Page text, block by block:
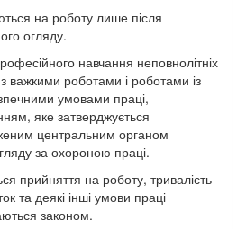
на роботу лише після
огляду.
навчання неповнолітніх
важкими роботами і роботами із
умовами праці,
яке затверджується
центральним органом
за охороною праці.
прийняття на роботу, тривалість
та деякі інші умови праці
законом.